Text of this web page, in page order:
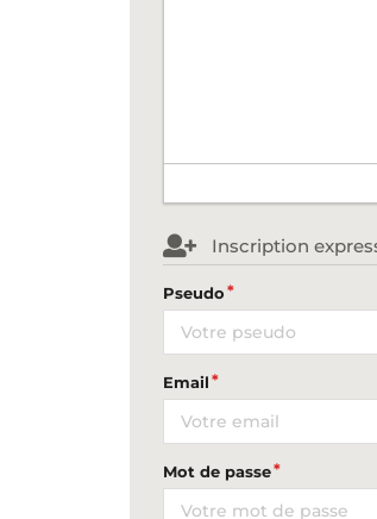
Inscription
Pseudo
Email
Mot de passe